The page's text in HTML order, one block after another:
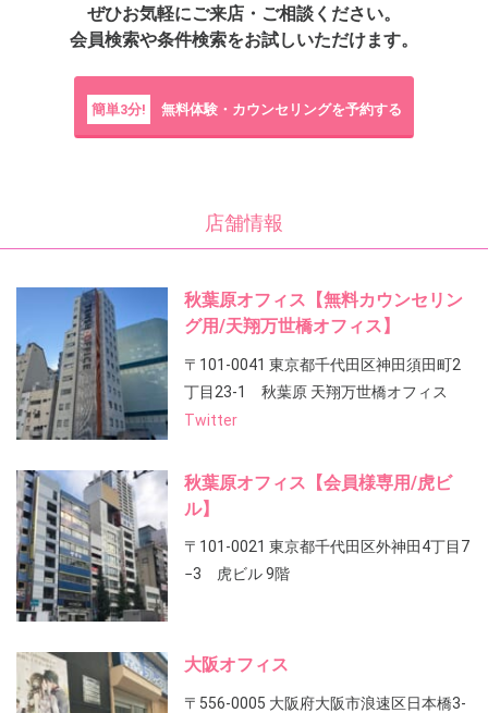
ぜひお気軽にご来店・ご相談ください。
会員検索や条件検索をお試しいただけます。
簡単3分! 無料体験・カウンセリングを予約する
店舗情報
秋葉原オフィス【無料カウンセリン
グ用/天翔万世橋オフィス】
〒101-0041 東京都千代田区神田須田町2
丁目23-1 秋葉原 天翔万世橋オフィス
Twitter
秋葉原オフィス【会員様専用/虎ビ
ル】
〒101-0021 東京都千代田区外神田4丁目7
−3 虎ビル 9階
大阪オフィス
〒556-0005 大阪府大阪市浪速区日本橋3-